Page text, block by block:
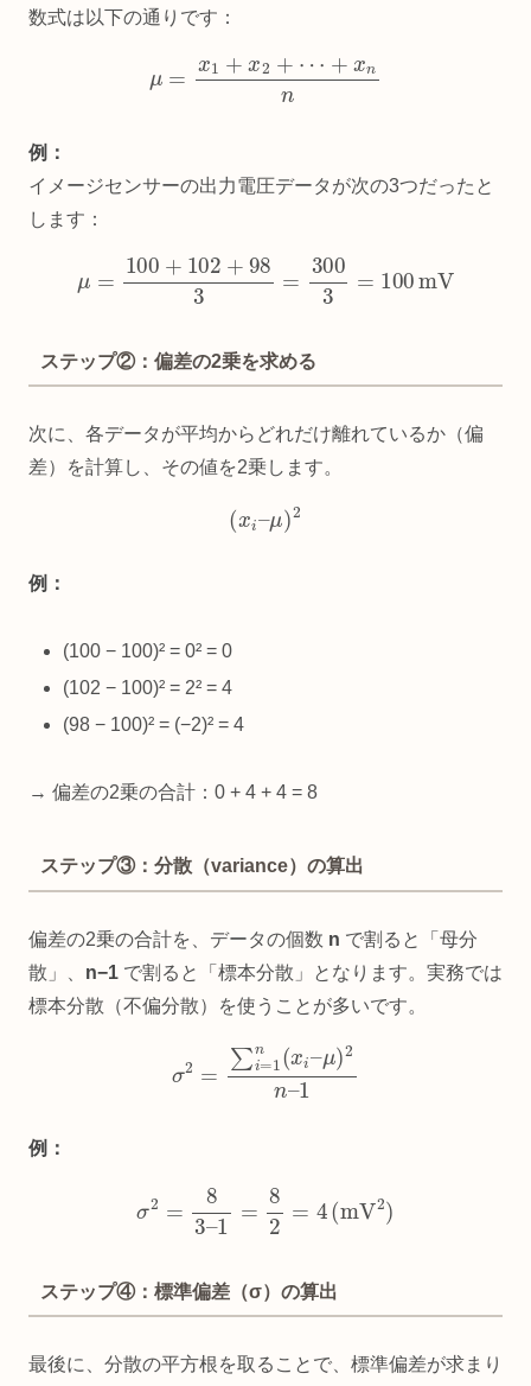
数式は以下の通りです：
=x + x2+ ⋯+ x n
例：
イメージセンサーの出力電圧データが次の3つだったと
します：
=100 + 102 +983 3003=
ステップ②：偏差の2乗を求める
次に、各データが平均からどれだけ離れているか（偏
差）を計算し、その値を2乗します。
( )2
例：
(100 − 100)² = 0² = 0
(102 − 100)² = 2² = 4
(98 − 100)² = (−2)² = 4
→ 偏差の2乗の合計：0 + 4 + 4 = 8
ステップ③：分散（variance）の算出
偏差の2乗の合計を、データの個数 n で割ると「母分
散」、 n−1 で割ると「標本分散」となります。実務では
標本分散（不偏分散）を使うことが多いです。
=1n( – n–
例：
83 82
ステップ④：標準偏差（σ）の算出
最後に、分散の平方根を取ることで、標準偏差が求まり